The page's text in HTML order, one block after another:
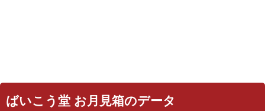
ばいこう堂 お月見箱のデータ